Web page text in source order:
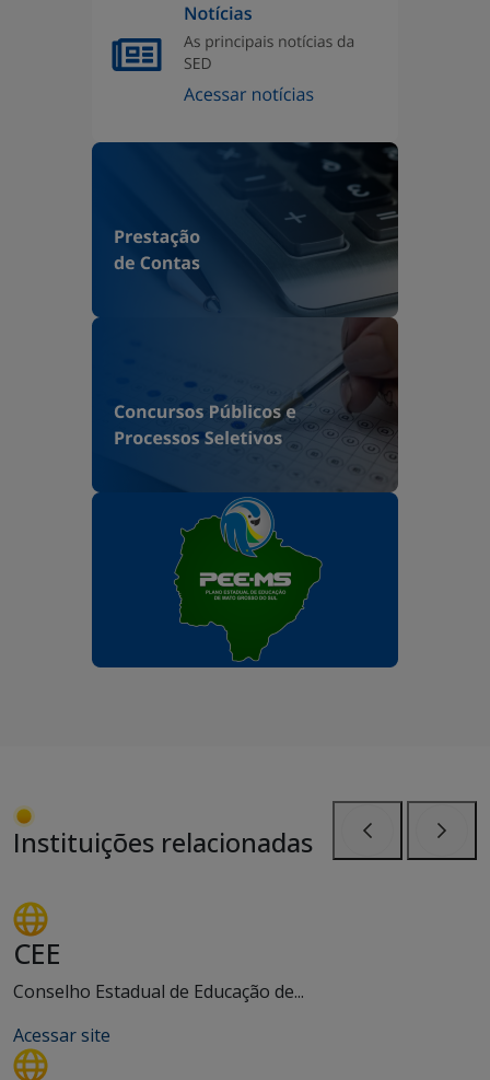
Instituições relacionadas
CEE
Conselho Estadual de Educação de...
Acessar site